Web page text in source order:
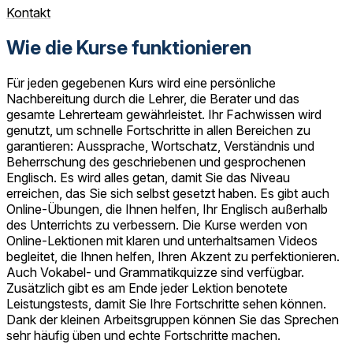
Kontakt
Wie die Kurse funktionieren
Für jeden gegebenen Kurs wird eine persönliche
Nachbereitung durch die Lehrer, die Berater und das
gesamte Lehrerteam gewährleistet. Ihr Fachwissen wird
genutzt, um schnelle Fortschritte in allen Bereichen zu
garantieren: Aussprache, Wortschatz, Verständnis und
Beherrschung des geschriebenen und gesprochenen
Englisch. Es wird alles getan, damit Sie das Niveau
erreichen, das Sie sich selbst gesetzt haben. Es gibt auch
Online-Übungen, die Ihnen helfen, Ihr Englisch außerhalb
des Unterrichts zu verbessern. Die Kurse werden von
Online-Lektionen mit klaren und unterhaltsamen Videos
begleitet, die Ihnen helfen, Ihren Akzent zu perfektionieren.
Auch Vokabel- und Grammatikquizze sind verfügbar.
Zusätzlich gibt es am Ende jeder Lektion benotete
Leistungstests, damit Sie Ihre Fortschritte sehen können.
Dank der kleinen Arbeitsgruppen können Sie das Sprechen
sehr häufig üben und echte Fortschritte machen.